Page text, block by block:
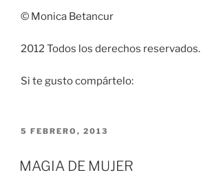
© Monica Betancur
2012 Todos los derechos reservados.
Si te gusto compártelo:
PUBLICADO
5 FEBRERO, 2013
MAGIA DE MUJER